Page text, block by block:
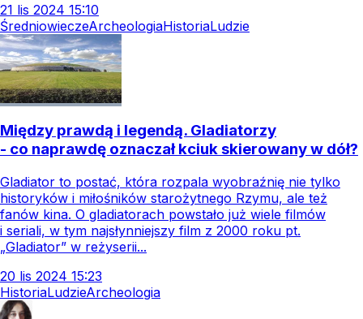
21 lis 2024 15:10
ŚredniowieczeArcheologiaHistoriaLudzie
Między prawdą i legendą. Gladiatorzy
- co naprawdę oznaczał kciuk skierowany w dół?
Gladiator to postać, która rozpala wyobraźnię nie tylko
historyków i miłośników starożytnego Rzymu, ale też
fanów kina. O gladiatorach powstało już wiele filmów
i seriali, w tym najsłynniejszy film z 2000 roku pt.
„Gladiator” w reżyserii...
20 lis 2024 15:23
HistoriaLudzieArcheologia